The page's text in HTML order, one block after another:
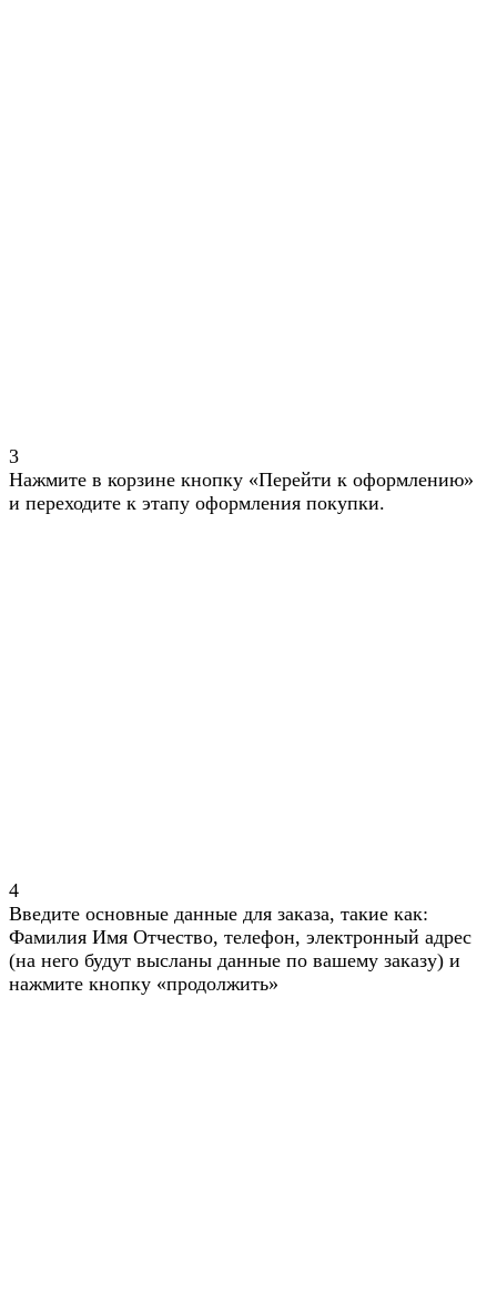
3
Нажмите в корзине кнопку «Перейти к оформлению»
и переходите к этапу оформления покупки.
4
Введите основные данные для заказа, такие как:
Фамилия Имя Отчество, телефон, электронный адрес
(на него будут высланы данные по вашему заказу) и
нажмите кнопку «продолжить»